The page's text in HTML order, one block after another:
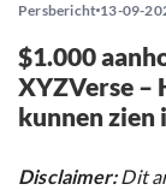
Persbericht 13-09-
$1.000
XYZVerse –
kunnen zien
Disclaimer:Dit